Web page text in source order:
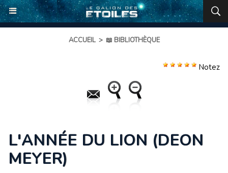
ACCUEIL > 📖 BIBLIOTHÈQUE
Notez
L'ANNÉE DU LION (DEON
MEYER)